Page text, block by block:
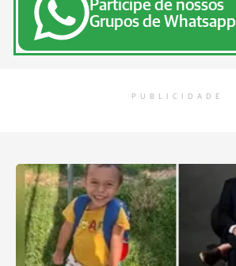
Participe de nossos
Grupos de Whatsapp
PUBLICIDADE